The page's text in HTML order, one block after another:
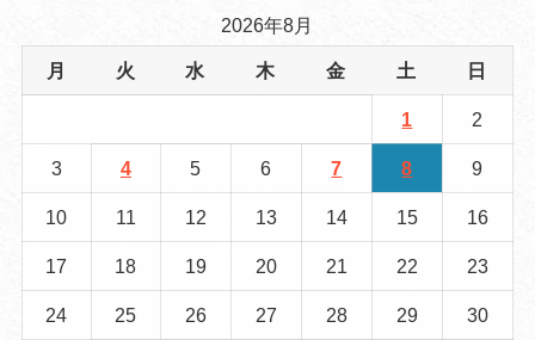
2026年8月
月 火 水 木 金 土 日
1 2
3 4 5 6 7 8 9
10 11 12 13 14 15 16
17 18 19 20 21 22 23
24 25 26 27 28 29 30